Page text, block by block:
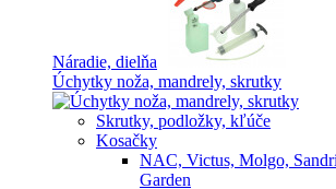
Náradie, dielňa
Úchytky noža, mandrely, skrutky
Skrutky, podložky, kľúče
Kosačky
NAC, Victus, Molgo,
Garden